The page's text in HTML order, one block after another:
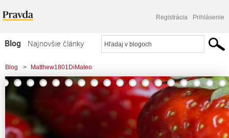
Registrácia Prihlásenie
Blog
Najnovšie články
Najčítanejšie články
Najkomentovanejšie články
Zoznam blogov
Komerčné blogy
Blog > Matthew1801DiMateo
> Trubanova idea vyššieho cieľa je možno iba podvod